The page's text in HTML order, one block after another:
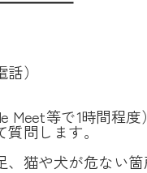
）
Meet等で1時間程度
質問します。
、猫や犬が危ない